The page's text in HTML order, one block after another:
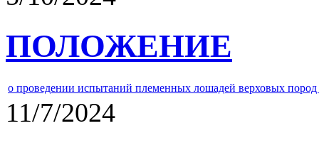
ПОЛОЖЕНИЕ
о проведении испытаний племенных лошадей верховых
11/7/2024